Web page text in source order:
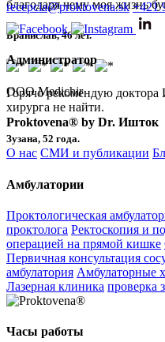
благодаря чему моя жизнь
Бранислав, 46 лет.
Горячо рекомендую доктора
хирурга не найти.
Зузана, 52 года.
recepcia@proktovena.sk +421
Администратор
ООО Medichir
Proktovena® by Dr. Ишток
О нас СМИ и публикации
Амбулатории
Проктологическая
проктолога Ректоскопия и
операцией на прямой кишке
Первичная консультация
амбулатория Амбулаторные
Лазерная клиника проверка
Часы работы